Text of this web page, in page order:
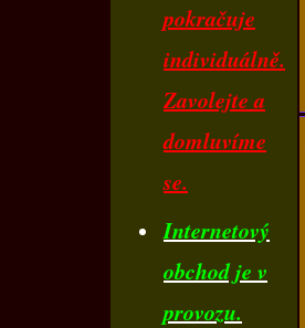
pokračuje
individuálně.
Zavolejte a
domluvíme
se.
Internetový
obchod je v
provozu.